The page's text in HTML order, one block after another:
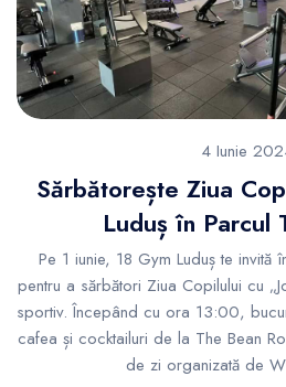
4 Iunie
Sărbătorește Ziua
Luduș în Parcul
Pe 1 iunie, 18 Gym Luduș te invită
pentru a sărbători Ziua Copilului cu
sportiv. Începând cu ora 13:00,
cafea și cocktailuri de la The Bean
de zi organizată de